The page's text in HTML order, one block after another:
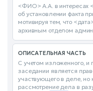
<ФИО> А.А. в интересах
об установлении факта
мотивируя тем, что
архивным отделом
ОПИСАТЕЛЬНАЯ ЧАСТЬ
С учетом изложенного, и
заседании является
участвующего в деле, но
рассмотрение дела в